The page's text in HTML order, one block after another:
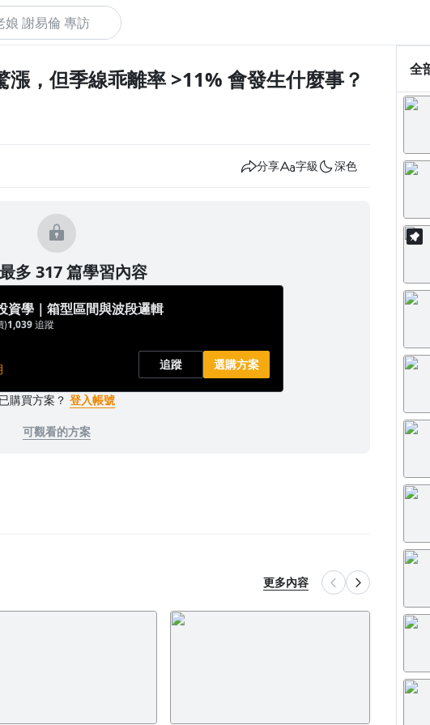
下載 APP 領
漲，但季線乖離率 >11% 會發生什麼事？
分享 字級 深色
多 317 篇學習內容
資學｜箱型區間與波段邏輯
)1,039追蹤
追蹤 選購方案
已購買方案？ 登入帳號
可觀看的方案
更多內容
全